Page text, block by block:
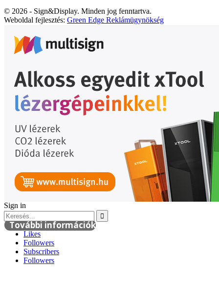
© 2026 - Sign&Display. Minden jog fenntartva.
Weboldal fejlesztés: Green Edge Reklámügynökség
További információk
Sign in
Likes
Followers
Subscribers
Followers